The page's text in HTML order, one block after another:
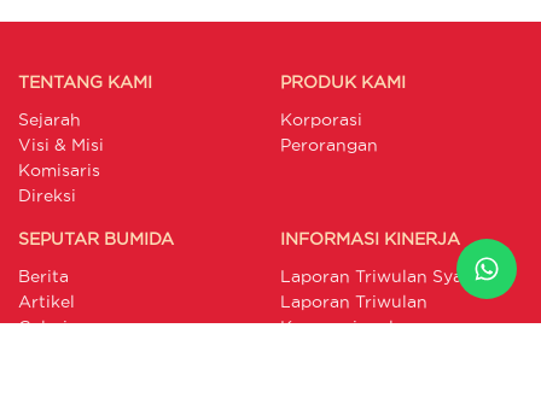
TENTANG KAMI
Sejarah
Visi & Misi
Komisaris
Direksi
PRODUK KAMI
Korporasi
Perorangan
SEPUTAR BUMIDA
Berita
Artikel
Galeri
INFORMASI KINERJA
Laporan Triwulan Syariah
Laporan Triwulan
Konvensional